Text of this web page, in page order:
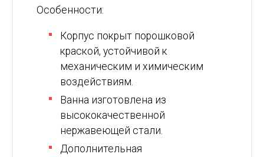
Особенности:
Корпус покрыт порошковой
краской, устойчивой к
механическим и химическим
воздействиям.
Ванна изготовлена из
высококачественной
нержавеющей стали.
Дополнительная